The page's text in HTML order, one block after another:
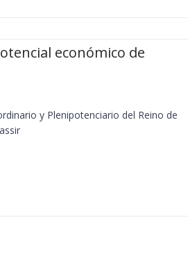
económico de
y Plenipotenciario del Reino de